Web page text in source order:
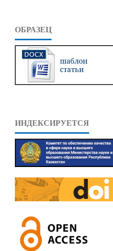
ОБРАЗЕЦ
ИНДЕКСИРУЕТСЯ